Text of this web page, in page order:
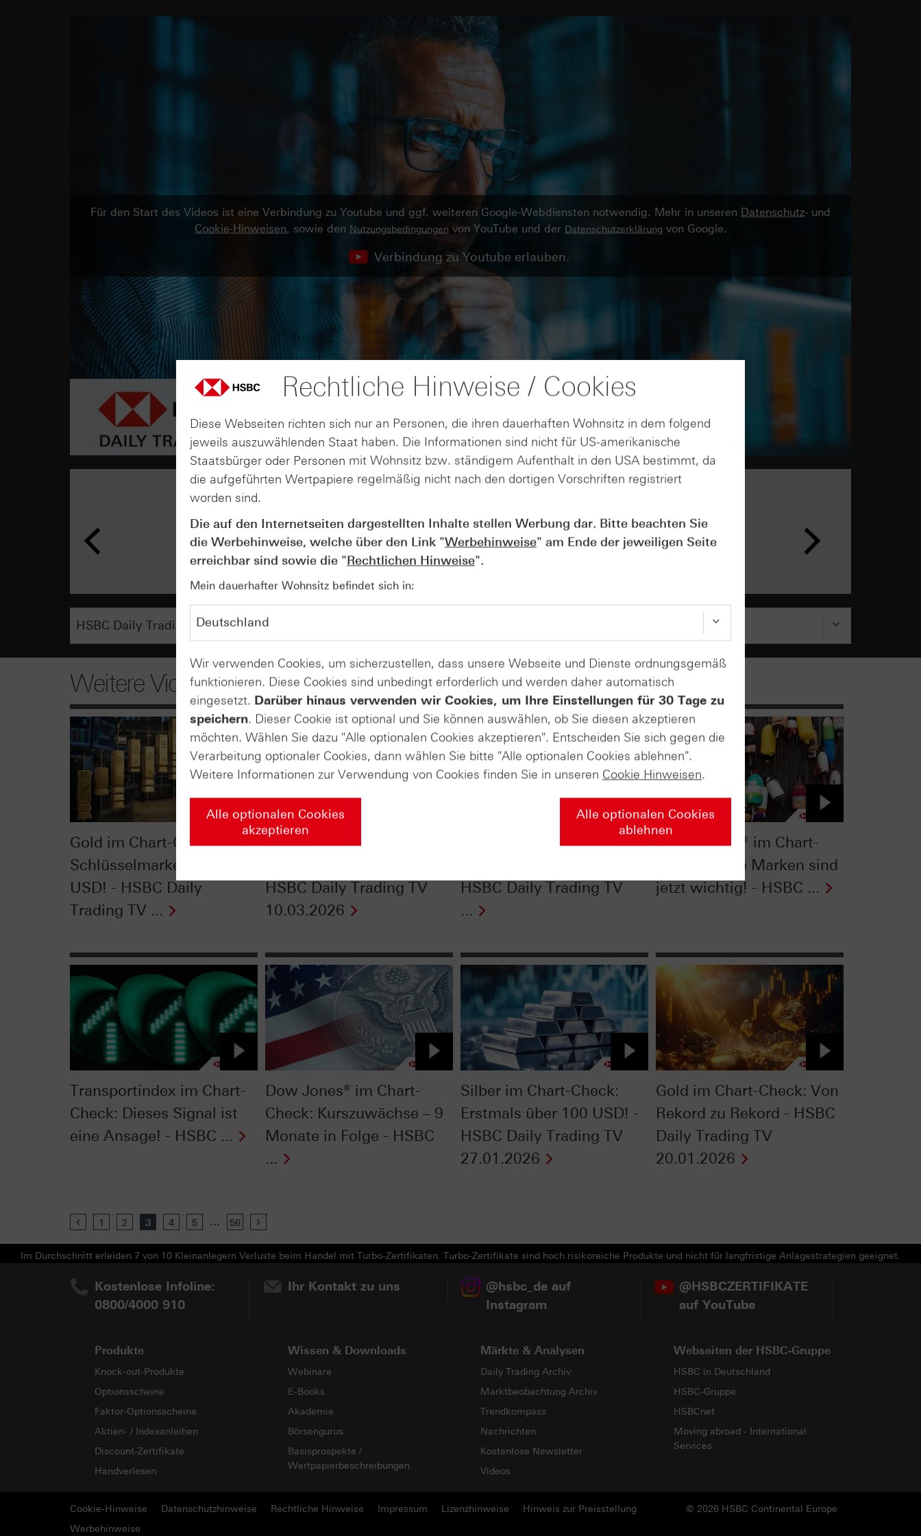
Für den Start des Videos ist eine Verbindung zu Youtube und ggf. weiteren Google-Webdiensten notwendig. Mehr in unseren Datenschutz- und
Cookie-Hinweisen, sowie den Nutzungsbedingungen von YouTube und der Datenschutzerklärungvon Google.
Verbindung zu Youtube erlauben.
04
Der Blick ins Kleingedruckte: Kosten &
Kündigungen bei Derivaten - Webinar
vom 04.08.2026
Weitere Videos
Gold im Chart-Check:
Schlüsselmarke 5.000
USD! - HSBC Daily
Trading TV ...
VDAX® im Chart-Check:
HSBC Daily Trading TV
10.03.2026
Ölpreis im Chart-Check:
HSBC Daily Trading TV
...
Nasdaq-100® im Chart-
Check: Diese Marken sind
jetzt wichtig! - HSBC ...
Transportindex im Chart-
Check: Dieses Signal ist
eine Ansage! - HSBC ...
Dow Jones® im Chart-
Check: Kurszuwächse – 9
Monate in Folge - HSBC
...
Silber im Chart-Check:
Erstmals über 100 USD! -
HSBC Daily Trading TV
27.01.2026
Gold im Chart-Check: Von
Rekord zu Rekord - HSBC
Daily Trading TV
20.01.2026
Previous
1 2 3 4 5 ... 56
Im Durchschnitt erleiden 7 von 10 Kleinanlegern Verluste beim Handel mit Turbo-Zertifikaten. Turbo-Zertifikate sind hoch risikoreiche Produkte und nicht für langfristige Anlagestrategien geeignet.
Kostenlose Infoline:
0800/4000 910
Ihr Kontakt zu uns
@hsbc_de auf
Instagram
@HSBCZERTIFIKATE
auf YouTube
Produkte
Knock-out-Produkte
Optionsscheine
Faktor-Optionsscheine
Aktien- / Indexanleihen
Discount-Zertifikate
Handverlesen
Wissen & Downloads
Webinare
E-Books
Akademie
Börsengurus
Basisprospekte /
Wertpapierbeschreibungen
Märkte & Analysen
Daily Trading Archiv
Marktbeobachtung Archiv
Trendkompass
Nachrichten
Kostenlose Newsletter
Videos
Webseiten der HSBC-Gruppe
HSBC in Deutschland
HSBC-Gruppe
HSBCnet
Moving abroad - International
Services
Cookie-Hinweise Datenschutzhinweise Rechtliche Hinweise Impressum Lizenzhinweise © 2026 HSBC Continental Europe
Hinweis zur Preisstellung
Werbehinweise
Rechtliche Hinweise / Cookies
Diese Webseiten richten sich nur an Personen, die ihren dauerhaften Wohnsitz in dem folgend
jeweils auszuwählenden Staat haben. Die Informationen sind nicht für US-amerikanische
Staatsbürger oder Personen mit Wohnsitz bzw. ständigem Aufenthalt in den USA bestimmt, da
die aufgeführten Wertpapiere regelmäßig nicht nach den dortigen Vorschriften registriert
worden sind.
Die auf den Internetseiten dargestellten Inhalte stellen Werbung dar. Bitte beachten Sie
die Werbehinweise, welche über den Link "Werbehinweise" am Ende der jeweiligen Seite
erreichbar sind sowie die "Rechtlichen Hinweise".
Mein dauerhafter Wohnsitz befindet sich in:
Wir verwenden Cookies, um sicherzustellen, dass unsere Webseite und Dienste ordnungsgemäß
funktionieren. Diese Cookies sind unbedingt erforderlich und werden daher automatisch
eingesetzt. Darüber hinaus verwenden wir Cookies, um Ihre Einstellungen für 30 Tage zu
speichern. Dieser Cookie ist optional und Sie können auswählen, ob Sie diesen akzeptieren
möchten. Wählen Sie dazu "Alle optionalen Cookies akzeptieren". Entscheiden Sie sich gegen die
Verarbeitung optionaler Cookies, dann wählen Sie bitte "Alle optionalen Cookies ablehnen".
Weitere Informationen zur Verwendung von Cookies finden Sie in unseren Cookie Hinweisen.
Alle optionalen Cookies
akzeptieren
Alle optionalen Cookies
ablehnen